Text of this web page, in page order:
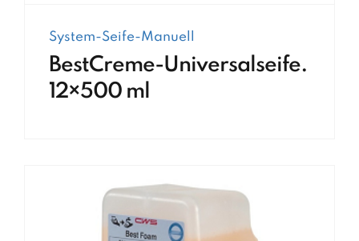
System-Seife-Manuell
BestCreme-Universalseife.
12×500 ml